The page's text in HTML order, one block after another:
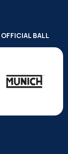
OFFICIAL BALL